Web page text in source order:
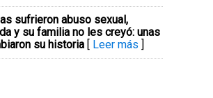
sufrieron abuso sexual,
y su familia no les creyó: unas
su historia [ Leer más ]